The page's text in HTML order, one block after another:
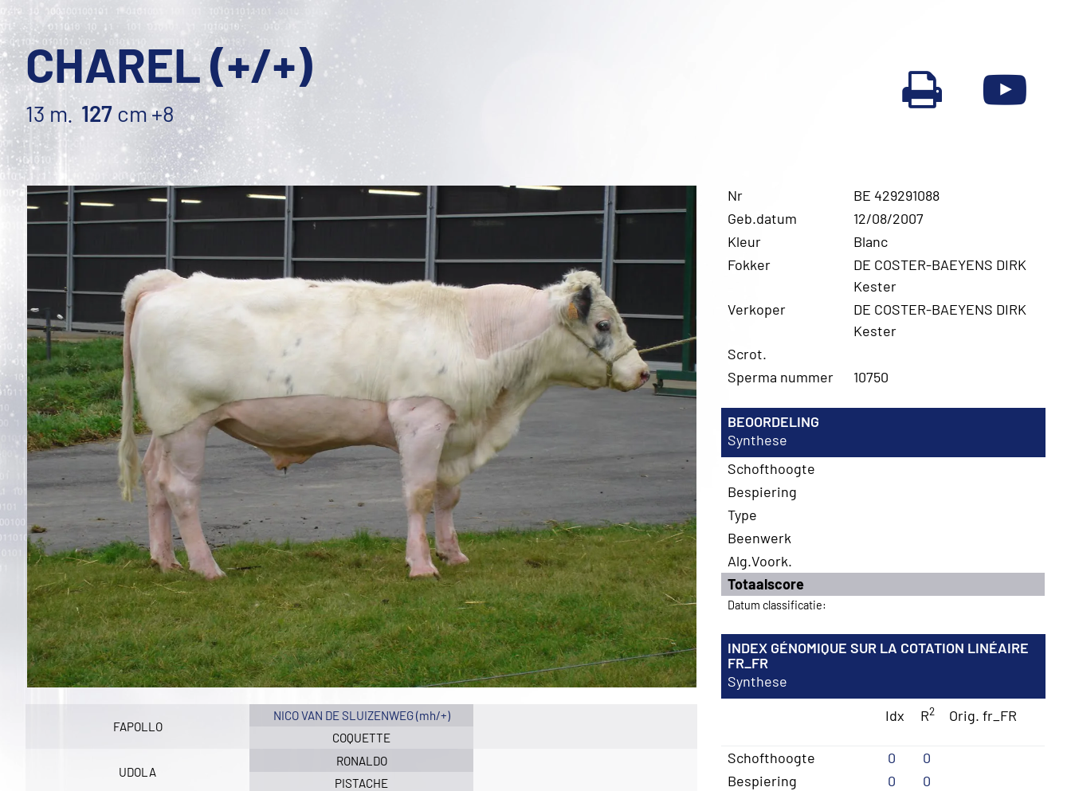
CHAREL (+/+)
13 m. 127 cm+8
FAPOLLO
NICO VAN DE SLUIZENWEG (mh/+)
COQUETTE
UDOLA
RONALDO
PISTACHE
Nr
BE 429291088
Geb.datum
12/08/2007
Kleur
Blanc
Fokker
DE COSTER-BAEYENS DIRK
Kester
Verkoper
DE COSTER-BAEYENS DIRK
Kester
Scrot.
Sperma nummer
10750
BEOORDELING
Synthese
Schofthoogte
Bespiering
Type
Beenwerk
Alg.Voork.
Totaalscore
Datum classificatie:
INDEX GÉNOMIQUE SUR LA COTATION LINÉAIRE
FR_FR
Synthese
Idx
R2 Orig. fr_FR
Schofthoogte 0
0
Bespiering
0
0